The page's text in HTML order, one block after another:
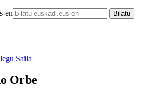
en
Saila
Orbe